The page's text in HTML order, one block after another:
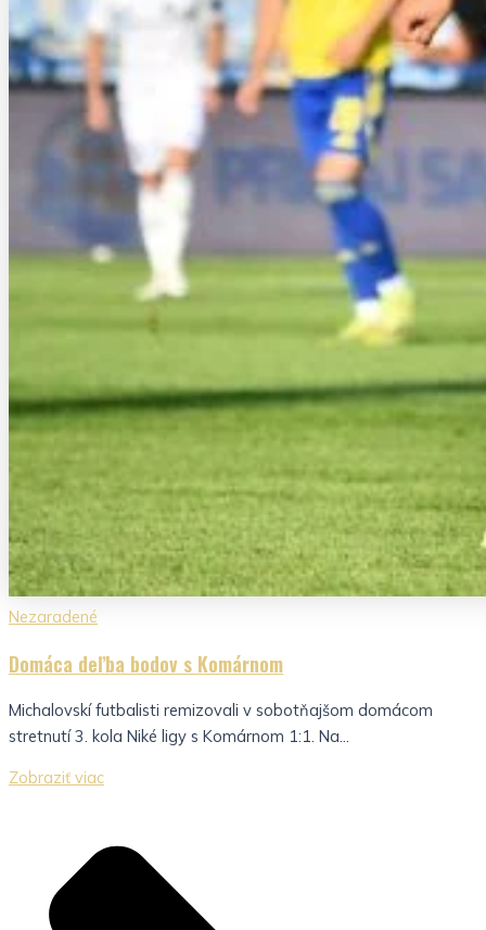
Nezaradené
Domáca deľba bodov s Komárnom
Michalovskí futbalisti remizovali v sobotňajšom domácom
stretnutí 3. kola Niké ligy s Komárnom 1:1. Na...
Zobraziť viac